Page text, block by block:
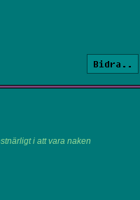
Bidra..
i att vara naken